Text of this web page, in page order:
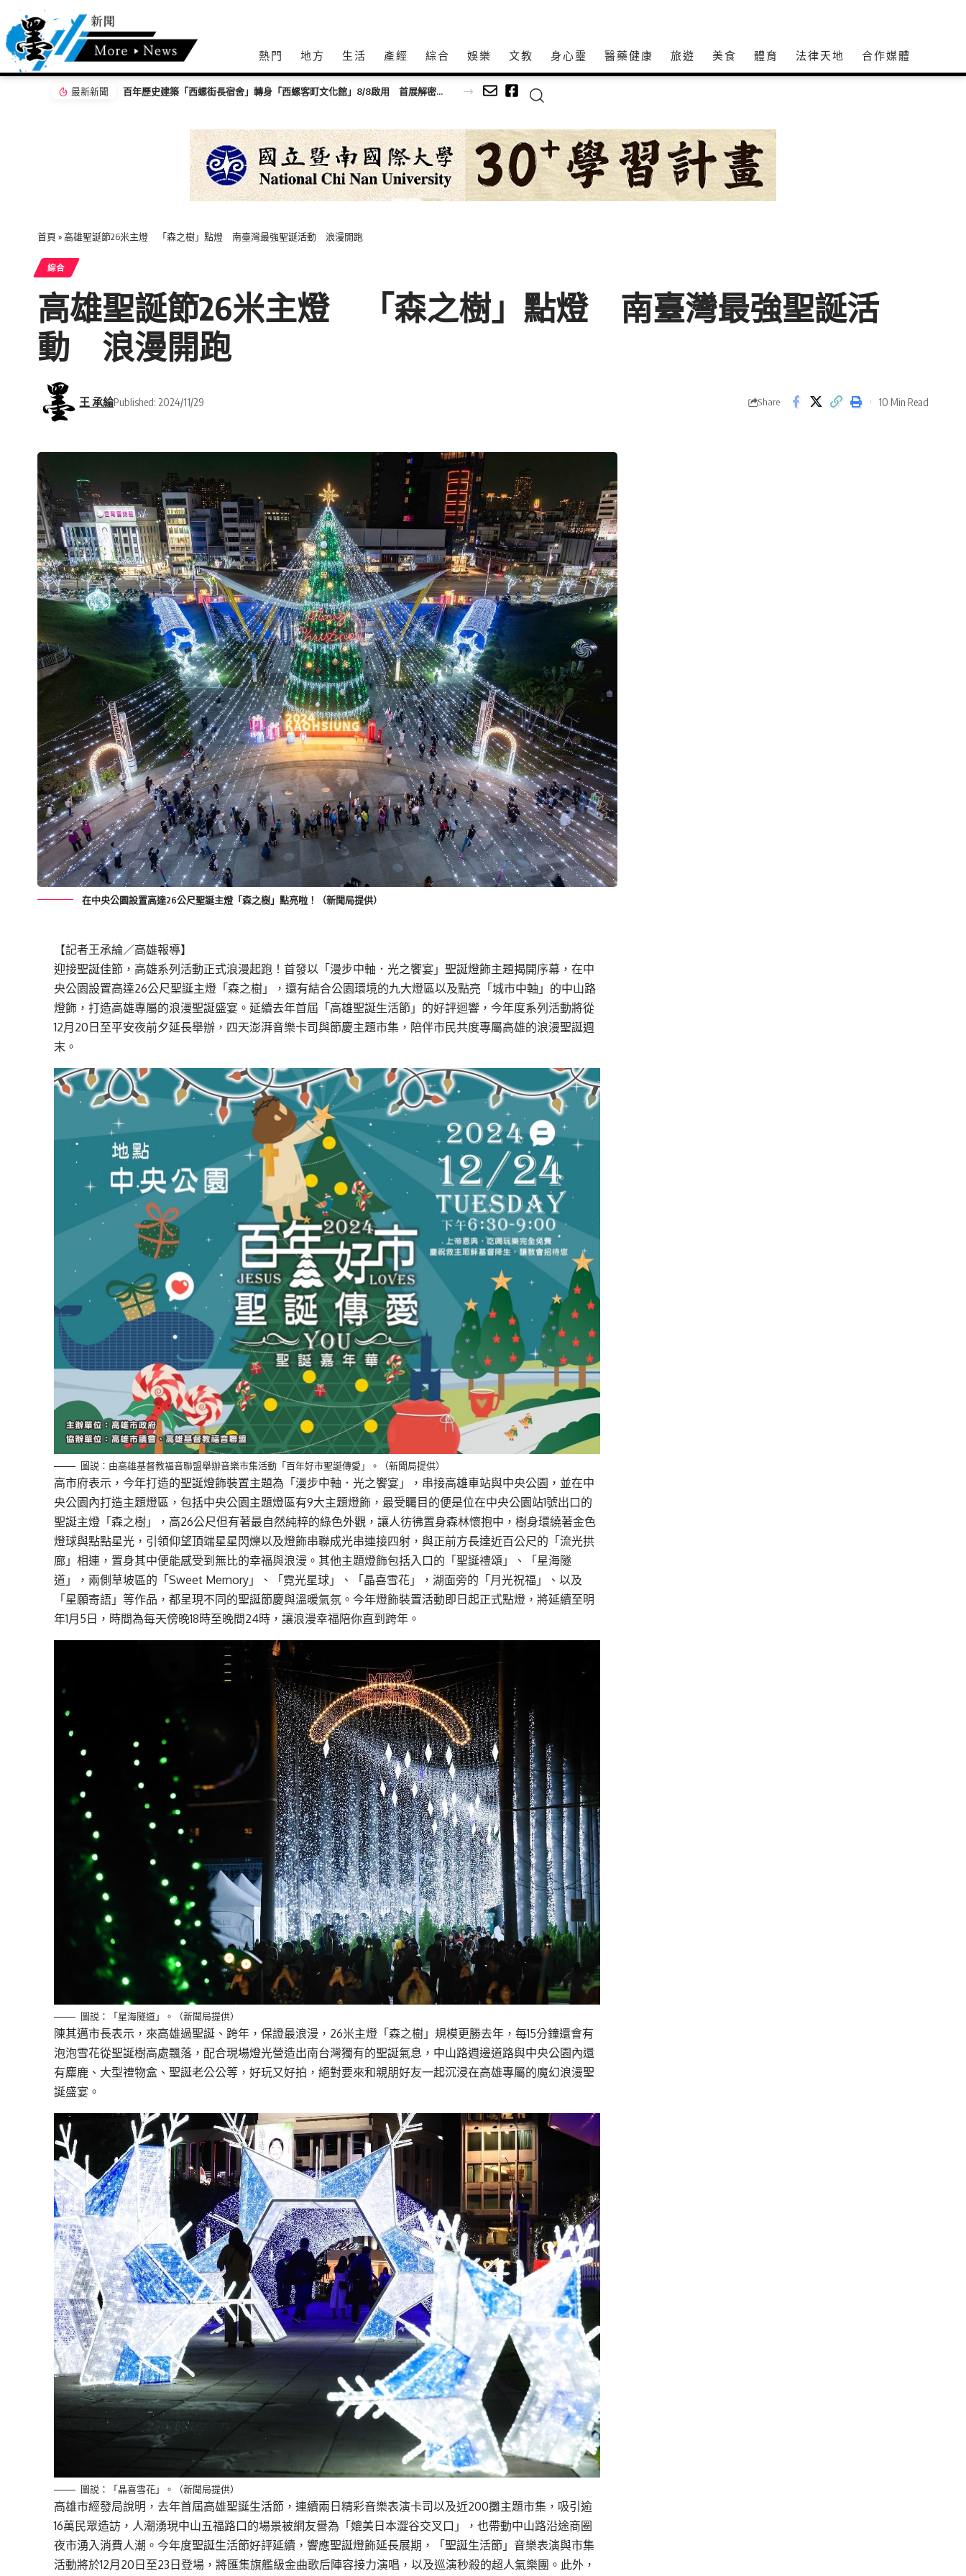
熱門 地方 生活 產經 綜合 娛樂 文教 身心𩆜 醫藥健康 旅遊 美食 體育 法律天地 合作媒體
最新新聞 打造友善無障礙社區！集集田寮社區活動中心 電梯啟用典禮
首頁 »高雄聖誕節26米主燈 「森之樹」點燈 南臺灣最強聖誕活動 浪漫開跑
綜合
高雄聖誕節26米主燈 「森之樹」點燈 南臺灣最強聖誕活
動 浪漫開跑
王 承綸Published: 2024/11/29 Share 10 Min Read
在中央公園設置高達26公尺聖誕主燈「森之樹」點亮啦！（新聞局提供）
【記者王承綸／高雄報導】
迎接聖誕佳節，高雄系列活動正式浪漫起跑！首發以「漫步中軸．光之饗宴」聖誕燈飾主題揭開序幕，在中
央公園設置高達26公尺聖誕主燈「森之樹」，還有結合公園環境的九大燈區以及點亮「城市中軸」的中山路
燈飾，打造高雄專屬的浪漫聖誕盛宴。延續去年首屆「高雄聖誕生活節」的好評迴響，今年度系列活動將從
12月20日至平安夜前夕延長舉辦，四天澎湃音樂卡司與節慶主題市集，陪伴市民共度專屬高雄的浪漫聖誕週
末。
圖説：由高雄基督教福音聯盟舉辦音樂市集活動「百年好市聖誕傳愛」。（新聞局提供）
高市府表示，今年打造的聖誕燈飾裝置主題為「漫步中軸．光之饗宴」，串接高雄車站與中央公園，並在中
央公園內打造主題燈區，包括中央公園主題燈區有9大主題燈飾，最受矚目的便是位在中央公園站1號出口的
聖誕主燈「森之樹」，高26公尺但有著最自然純粹的綠色外觀，讓人彷彿置身森林懷抱中，樹身環繞著金色
燈球與點點星光，引領仰望頂端星星閃爍以及燈飾串聯成光串連接四射，與正前方長達近百公尺的「流光拱
廊」相連，置身其中便能感受到無比的幸福與浪漫。其他主題燈飾包括入口的「聖誕禮頌」、「星海隧
道」，兩側草坡區的「Sweet Memory」、「霓光星球」、「晶喜雪花」，湖面旁的「月光祝福」、以及
「星願寄語」等作品，都呈現不同的聖誕節慶與溫暖氣氛。今年燈飾裝置活動即日起正式點燈，將延續至明
年1月5日，時間為每天傍晚18時至晚間24時，讓浪漫幸福陪你直到跨年。
圖説：「星海隧道」。（新聞局提供）
陳其邁市長表示，來高雄過聖誕、跨年，保證最浪漫，26米主燈「森之樹」規模更勝去年，每15分鐘還會有
泡泡雪花從聖誕樹高處飄落，配合現場燈光營造出南台灣獨有的聖誕氣息，中山路週邊道路與中央公園內還
有麋鹿、大型禮物盒、聖誕老公公等，好玩又好拍，絕對要來和親朋好友一起沉浸在高雄專屬的魔幻浪漫聖
誕盛宴。
圖説：「晶喜雪花」。（新聞局提供）
高雄市經發局說明，去年首屆高雄聖誕生活節，連續兩日精彩音樂表演卡司以及近200攤主題市集，吸引逾
16萬民眾造訪，人潮湧現中山五福路口的場景被網友譽為「媲美日本澀谷交叉口」，也帶動中山路沿途商圈
夜市湧入消費人潮。今年度聖誕生活節好評延續，響應聖誕燈飾延長展期，「聖誕生活節」音樂表演與市集
活動將於12月20日至23日登場，將匯集旗艦級金曲歌后陣容接力演唱，以及巡演秒殺的超人氣樂團。此外，